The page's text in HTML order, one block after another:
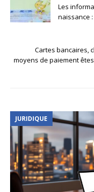
Les
naissance
Cartes bancaires,
moyens de paiement
JURIDIQUE